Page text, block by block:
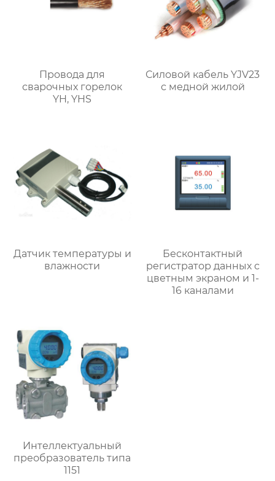
Провода для
сварочных горелок
YH, YHS
Силовой кабель YJV23
с медной жилой
Датчик температуры и
влажности
Бесконтактный
регистратор данных с
цветным экраном и 1-
16 каналами
Интеллектуальный
преобразователь типа
1151